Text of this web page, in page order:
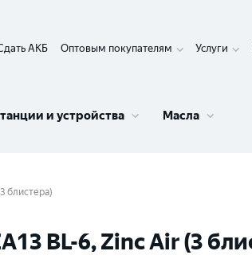
АКБ Оптовым покупателям Услуги
и устройства Масла
блистера)
BL-6, Zinc Air (3